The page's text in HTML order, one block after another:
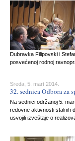
Dubravka Filipovski i
posvećenoj rodnoj
Sreda, 5. mart 2014.
32. sednica Odbora za
Na sednici održanoj 5.
redovne aktivnosti stalnih
usvojili izveštaje o